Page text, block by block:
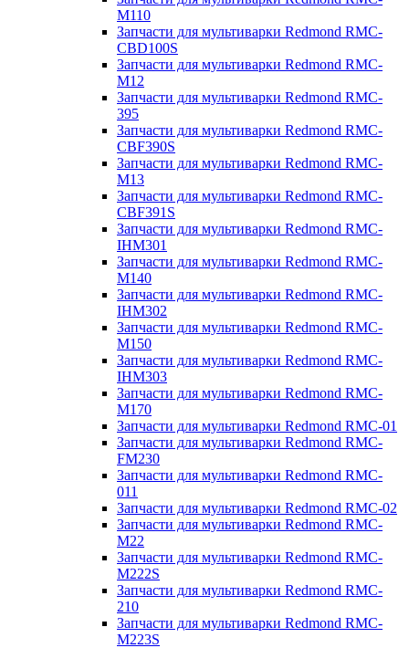
M110
Запчасти для мультиварки Redmond RMC-
CBD100S
Запчасти для мультиварки Redmond RMC-
M12
Запчасти для мультиварки Redmond RMC-
395
Запчасти для мультиварки Redmond RMC-
CBF390S
Запчасти для мультиварки Redmond RMC-
M13
Запчасти для мультиварки Redmond RMC-
CBF391S
Запчасти для мультиварки Redmond RMC-
IHM301
Запчасти для мультиварки Redmond RMC-
M140
Запчасти для мультиварки Redmond RMC-
IHM302
Запчасти для мультиварки Redmond RMC-
M150
Запчасти для мультиварки Redmond RMC-
IHM303
Запчасти для мультиварки Redmond RMC-
M170
Запчасти для мультиварки Redmond RMC-01
Запчасти для мультиварки Redmond RMC-
FM230
Запчасти для мультиварки Redmond RMC-
011
Запчасти для мультиварки Redmond RMC-02
Запчасти для мультиварки Redmond RMC-
M22
Запчасти для мультиварки Redmond RMC-
M222S
Запчасти для мультиварки Redmond RMC-
210
Запчасти для мультиварки Redmond RMC-
M223S